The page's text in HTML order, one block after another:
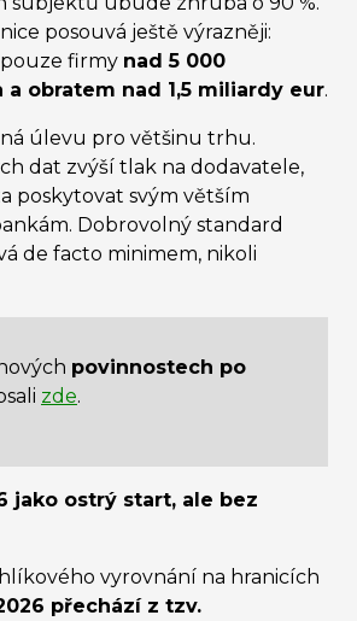
posouvá ještě výrazněji:
firmy nad 5 000
a obratem nad 1,5 miliardy eur.
úlevu pro většinu trhu.
dat zvýší tlak na dodavatele,
poskytovat svým větším
Dobrovolný standard
de facto minimem, nikoli
povinnostech po
zde.
jako ostrý start, ale bez
vyrovnání na hranicích
přechází z tzv.